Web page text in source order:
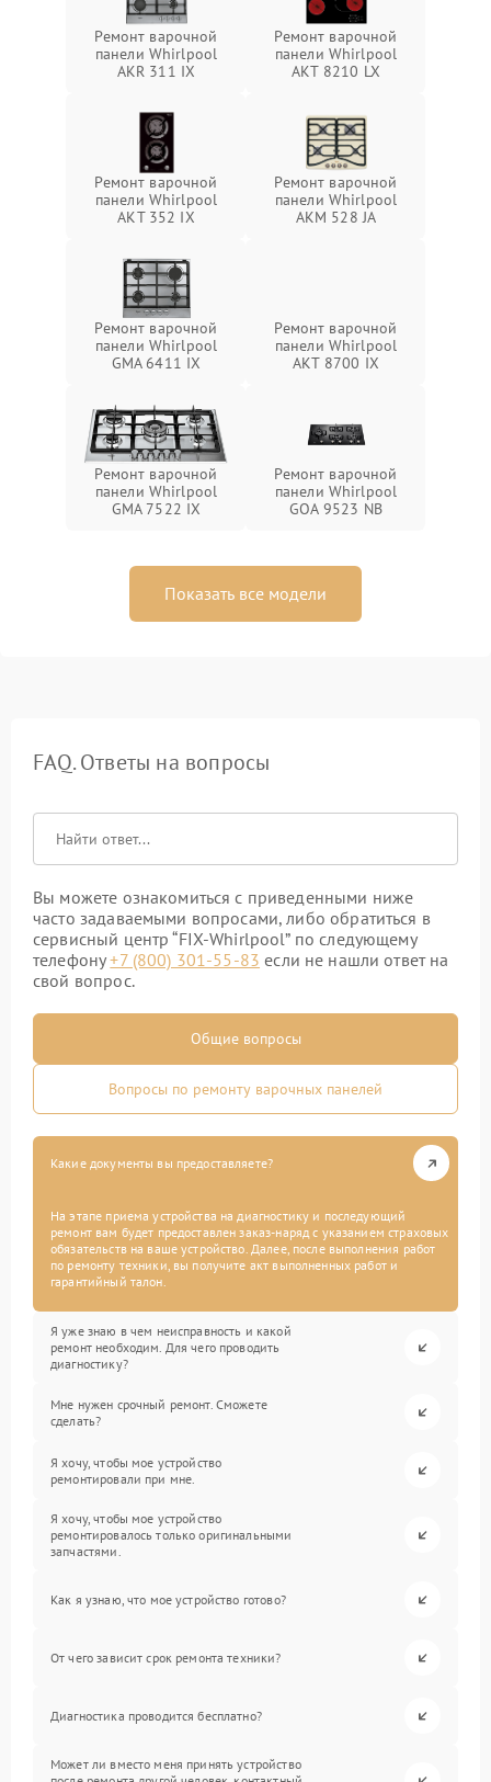
Ремонт варочной
панели Whirlpool
AKR 311 IX
Ремонт варочной
панели Whirlpool
AKT 8210 LX
Ремонт варочной
панели Whirlpool
AKT 352 IX
Ремонт варочной
панели Whirlpool
AKM 528 JA
Ремонт варочной
панели Whirlpool
GMA 6411 IX
Ремонт варочной
панели Whirlpool
AKT 8700 IX
Ремонт варочной
панели Whirlpool
GMA 7522 IX
Ремонт варочной
панели Whirlpool
GOA 9523 NB
Показать все модели
FAQ. Ответы на вопросы
Вы можете ознакомиться с приведенными ниже
часто задаваемыми вопросами, либо обратиться в
сервисный центр “FIX-Whirlpool” по следующему
телефону+7 (800) 301-55-83 если не нашли ответ на
свой вопрос.
Общие вопросы
Вопросы по ремонту варочных панелей
Какие документы вы предоставляете?
На этапе приема устройства на диагностику и последующий
ремонт вам будет предоставлен заказ-наряд с указанием страховых
обязательств на ваше устройство. Далее, после выполнения работ
по ремонту техники, вы получите акт выполненных работ и
гарантийный талон.
Я уже знаю в чем неисправность и какой
ремонт необходим. Для чего проводить
диагностику?
Мне нужен срочный ремонт. Сможете
сделать?
Я хочу, чтобы мое устройство
ремонтировали при мне.
Я хочу, чтобы мое устройство
ремонтировалось только оригинальными
запчастями.
Как я узнаю, что мое устройство готово?
От чего зависит срок ремонта техники?
Диагностика проводится бесплатно?
Может ли вместо меня принять устройство